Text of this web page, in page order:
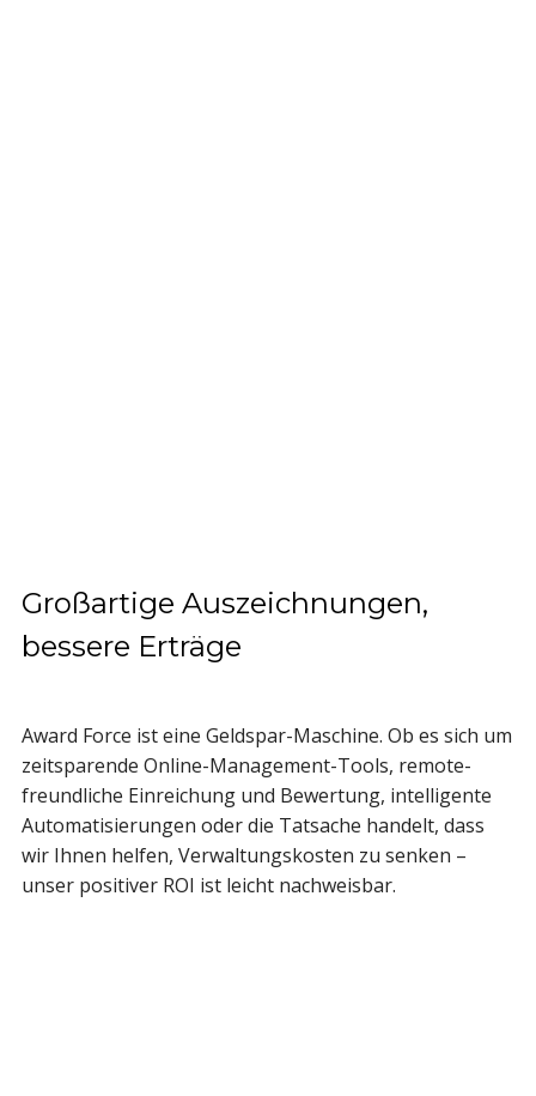
Großartige Auszeichnungen,
bessere Erträge
Award Force ist eine Geldspar-Maschine. Ob es sich um
zeitsparende Online-Management-Tools, remote-
freundliche Einreichung und Bewertung, intelligente
Automatisierungen oder die Tatsache handelt, dass
wir Ihnen helfen, Verwaltungskosten zu senken –
unser positiver ROI ist leicht nachweisbar.